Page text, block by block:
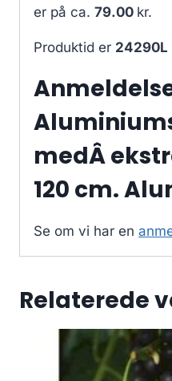
er på ca. 79.00 kr.
Produktid er 24290L
medÂ
120 cm.
Se om vi har en
Relaterede